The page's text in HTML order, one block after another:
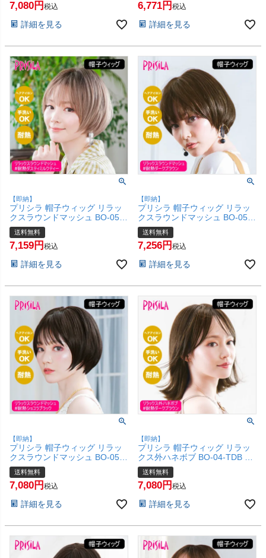
ルウィッグ かつら 和装 かわい
心者向け ボブ 金属不使用 締め
(6057668)
7,080 税込
詳細を見る
フルウィッグ かつら 和装 かわ
初心者向け ボブ 金属不使用 締
料】(6057667)
6,771 税込
詳細を見る
【即納】
プリシラ 帽子ウィッグ リラッ
クスラウンドマッシュ BO-05-
TDMT #耐熱ダスティミルクテ
ィー Mサイズ(約54～60cm)
【医療用 フルウィッグ かつら
お手軽 初心者向け 女性 ボブ 金
便送料無料】(6057666)
送料無料
7,159 税込
詳細を見る
【即納】
プリシラ 帽子ウィッグ リラッ
クスラウンドマッシュ BO-05-
TDB #耐熱ダークブラウン Mサ
イズ(約54～60cm)【医療用 フ
ルウィッグ かつら 和装 かわい
心者向け 女性 ボブ 金属不使用
料】(6057665)
送料無料
7,256 税込
詳細を見る
【即納】
プリシラ 帽子ウィッグ リラッ
クスラウンドマッシュ BO-05-
TCK #耐熱ショコラブラック M
サイズ(約54～60cm)【医療用
フルウィッグ かつら 和装 かわ
初心者向け 女性 ボブ 金属不使
無料】(6057664)
送料無料
7,080 税込
詳細を見る
【即納】
プリシラ 帽子ウィッグ リラッ
クス外ハネボブ BO-04-TDB #
耐熱ダークブラウン Mサイズ
(約54～60cm)【医療用 フルウ
ィッグ ミディアム ボブ かつら
お手軽 初心者向け 女性 金属不
料無料】(6057663)
送料無料
7,080 税込
詳細を見る